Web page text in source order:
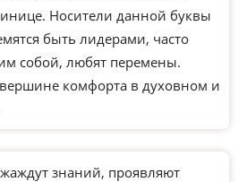
Носители данной буквы
быть лидерами, часто
собой, любят перемены.
комфорта в духовном и
знаний, проявляют